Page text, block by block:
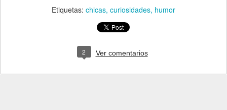
Etiquetas: chicas curiosidades humor
2 Ver comentarios